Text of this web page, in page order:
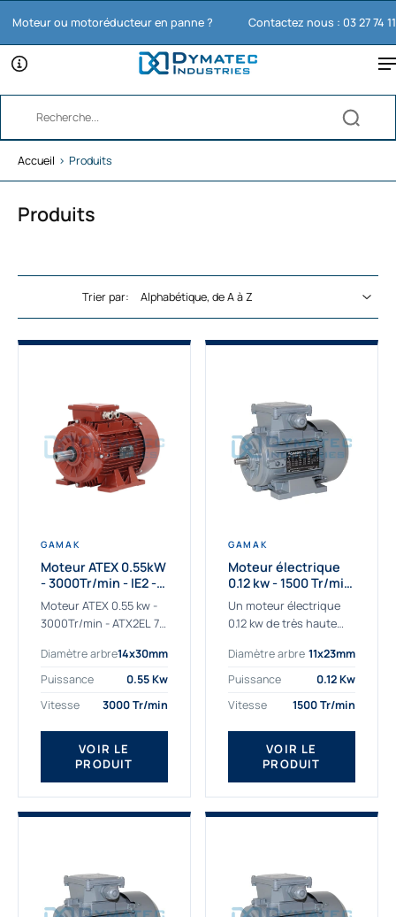
ou motoréducteur en panne ? Contactez nous : 03 27 74 11 65
Accueil › Produits
Produits
Trier par:
GAMAK
Moteur ATEX 0.55kW
- 3000Tr/min - IE2 -
Zone 2/22 -
Aluminium
Moteur ATEX 0.55 kw -
3000Tr/min - ATX2EL 71
pour les atmosphères
explosives Le moteur
Diamètre arbre14x30mm
Puissance
0.55 Kw
Vitesse
3000 Tr/min
VOIR LE
PRODUIT
GAMAK
Moteur électrique
0.12 kw - 1500 Tr/min
- 230/400V - IE2
Un moteur électrique
0.12 kw de très haute
applications les plus
sollicitées. Nous
fournissons des
moteurs électriques...
Diamètre arbre 11x23mm
Puissance
0.12 Kw
Vitesse
1500 Tr/min
VOIR LE
PRODUIT